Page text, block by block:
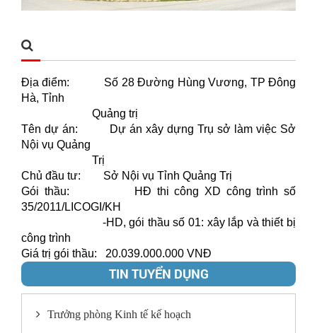
Địa điểm: Số 28 Đường Hùng Vương, TP Đông
Hà, Tỉnh
Quảng trị
Tên dự án: Dự án xây dựng Trụ sở làm việc Sở
Nội vụ Quảng
Trị
Chủ đầu tư: Sở Nội vụ Tỉnh Quảng Trị
Gói thầu: HĐ thi công XD công trình số
35/2011/LICOGI/KH
-HD, gói thầu số 01: xây lắp và thiết bị
công trình
Giá trị gói thầu: 20.039.000.000 VNĐ
TIN TUYỂN DỤNG
Trưởng phòng Kinh tế kế hoạch